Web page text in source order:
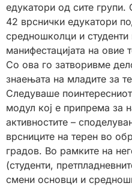
едукатори од сите групи.
42 врснички едукатори
средношколци и студенти
манифестацијата на овие
Со ова го затворивме
знаењата на младите за
Следуваше
модул кој е припрема за
активностите –
врсниците на терен во
градов. Во рамките на
(студенти,
смени основци и